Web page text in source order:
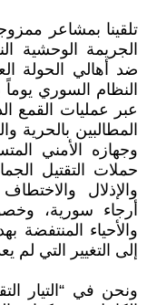
تلقينا بمشاعر
الجريمة الوحشية
ضد أهالي الحولة
النظام السوري
عبر عمليات القمع
المطالبين بالحرية
وجهازه الأمني
حملات التقتيل
والإذلال
أرجاء سورية،
والأحياء المنتفضة
إلى التغيير التي لم
ونحن في “التيار